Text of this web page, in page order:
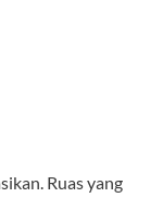
Ruas yang